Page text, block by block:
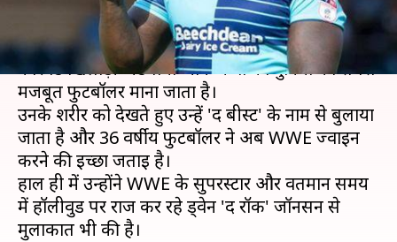
इंग्लिश फुटबॉल के थर्ड टियर की टीम विकॉम्बे वांडरर्स के
फारवर्ड खिलाड़ी अडेबायो अकिन्फेवा को दुनिया का सबसे
मजबूत फुटबॉलर माना जाता है।
उनके शरीर को देखते हुए उन्हें 'द बीस्ट' के नाम से बुलाया
जाता है और 36 वर्षीय फुटबॉलर ने अब WWE ज्वाइन
करने की इच्छा जताई है।
हाल ही में उन्होंने WWE के सुपरस्टार और वर्तमान समय
में हॉलीवुड पर राज कर रहे ड्वेन 'द रॉक' जॉनसन से